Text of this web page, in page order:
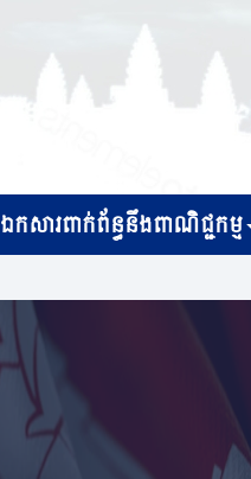
ឯកសារពាក់ព័ន្ធនឹងពាណិជ្ជកម្ម